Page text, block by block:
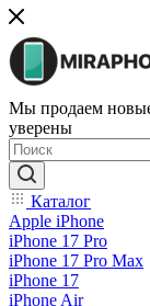
Мы продаем
уверены
Каталог
Apple iPhone
iPhone 17 Pro
iPhone 17 Pro Max
iPhone 17
iPhone Air